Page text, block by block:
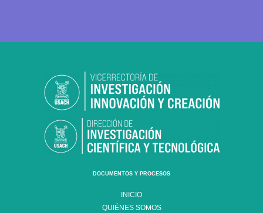
DOCUMENTOS Y PROCESOS
INICIO
QUIÉNES SOMOS